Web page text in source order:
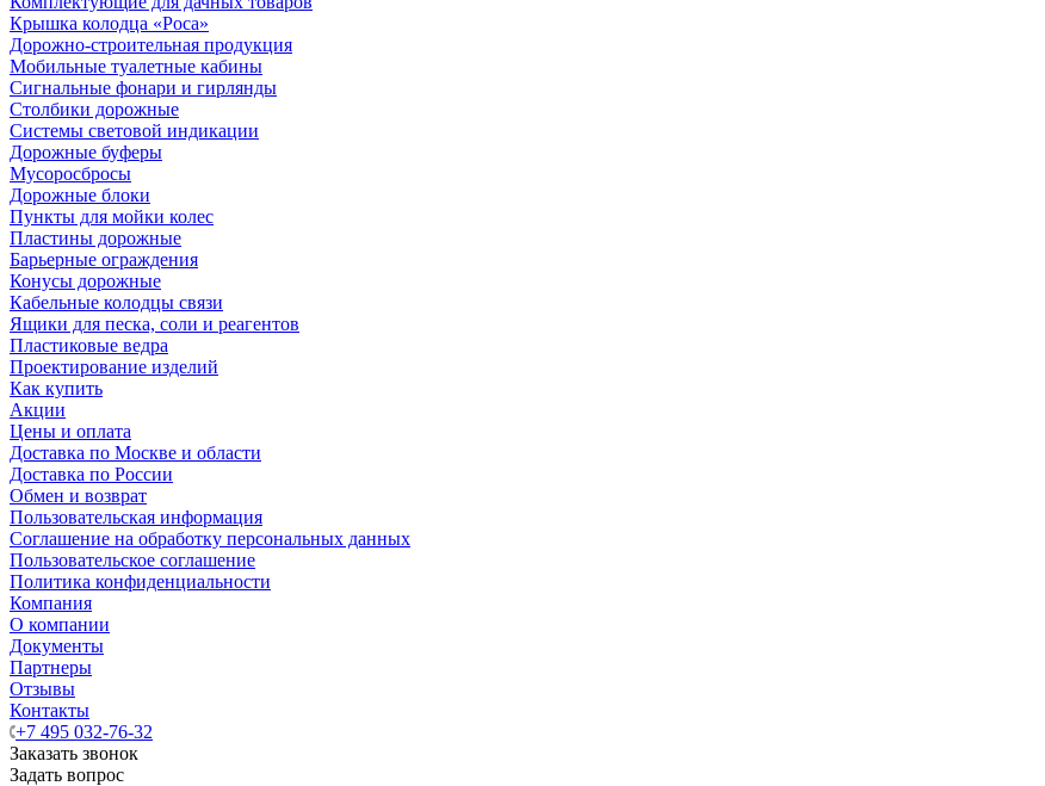
Крышка колодца «Роса»
Дорожно-строительная продукция
Мобильные туалетные кабины
Сигнальные фонари и гирлянды
Столбики дорожные
Системы световой индикации
Дорожные буферы
Мусоросбросы
Дорожные блоки
Пункты для мойки колес
Пластины дорожные
Барьерные ограждения
Конусы дорожные
Кабельные колодцы связи
Ящики для песка, соли и реагентов
Пластиковые ведра
Проектирование изделий
Как купить
Акции
Цены и оплата
Доставка по Москве и области
Доставка по России
Обмен и возврат
Пользовательская информация
Соглашение на обработку персональных данных
Пользовательское соглашение
Политика конфиденциальности
Компания
О компании
Документы
Партнеры
Отзывы
Контакты
+7 495 032-76-32
Заказать звонок
Задать вопрос